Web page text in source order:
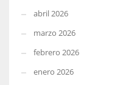
abril 2026
marzo 2026
febrero 2026
enero 2026